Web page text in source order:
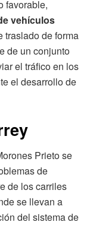
favorable,
vehículos
traslado de forma
de un conjunto
el tráfico en los
el desarrollo de
Prieto se
de
de los carriles
se llevan a
del sistema de